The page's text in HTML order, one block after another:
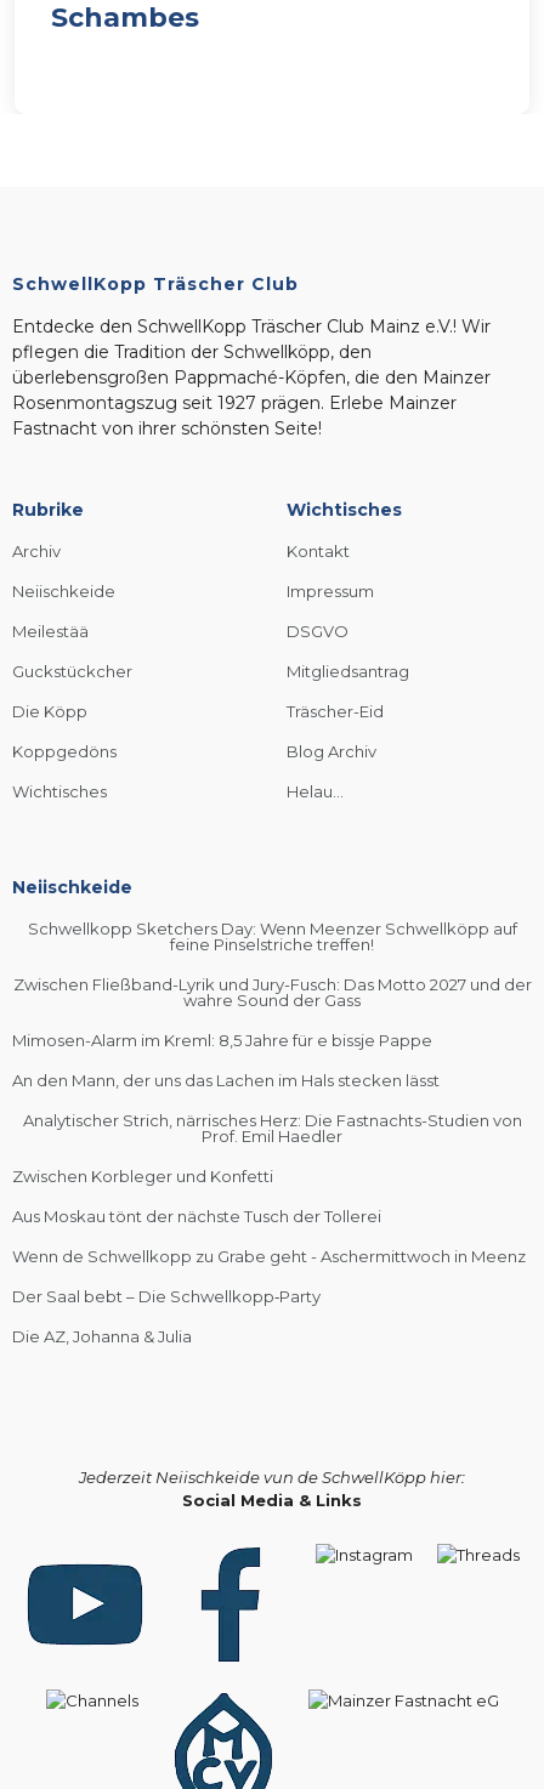
Schambes
SchwellKopp Träscher Club
Entdecke den SchwellKopp Träscher Club Mainz e.V.! Wir
pflegen die Tradition der Schwellköpp, den
überlebensgroßen Pappmaché-Köpfen, die den Mainzer
Rosenmontagszug seit 1927 prägen. Erlebe Mainzer
Fastnacht von ihrer schönsten Seite!
Rubrike
Archiv
Neiischkeide
Meilestää
Guckstückcher
Die Köpp
Koppgedöns
Wichtisches
Wichtisches
Kontakt
Impressum
DSGVO
Mitgliedsantrag
Träscher-Eid
Blog Archiv
Helau...
Neiischkeide
Schwellkopp Sketchers Day: Wenn Meenzer Schwellköpp auf
feine Pinselstriche treffen!
Zwischen Fließband-Lyrik und Jury-Fusch: Das Motto 2027 und der
wahre Sound der Gass
Mimosen-Alarm im Kreml: 8,5 Jahre für e bissje Pappe
An den Mann, der uns das Lachen im Hals stecken lässt
Analytischer Strich, närrisches Herz: Die Fastnachts-Studien von
Prof. Emil Haedler
Zwischen Korbleger und Konfetti
Aus Moskau tönt der nächste Tusch der Tollerei
Wenn de Schwellkopp zu Grabe geht - Aschermittwoch in Meenz
Der Saal bebt – Die Schwellkopp‑Party
Die AZ, Johanna & Julia
Jederzeit Neiischkeide vun de SchwellKöpp hier:
Social Media & Links